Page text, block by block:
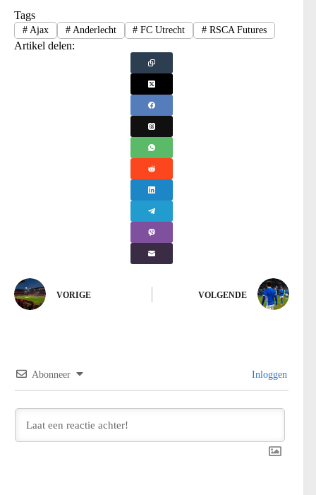
Tags
#Ajax #Anderlecht # FC Utrecht # RSCA Futures
Artikel delen:
VORIGE VOLGENDE
Abonneer Inloggen